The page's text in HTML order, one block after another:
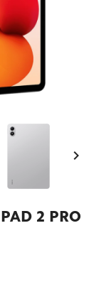

2 PRO